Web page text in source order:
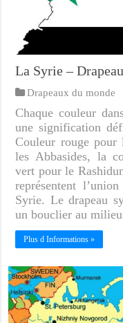
La Syrie – Drapeau
Drapeaux du monde
Chaque couleur
une signification
Couleur rouge
les Abbasides, la
vert pour le
représentent
Syrie. Le drapeau
un bouclier au
Plus d Informations »